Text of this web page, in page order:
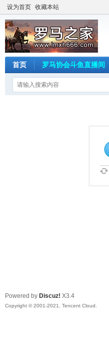
设为首页 收藏本站
首页 罗马协会斗鱼直播间
Powered by Discuz! X3.4
Copyright © 2001-2021, Tencent Cloud.